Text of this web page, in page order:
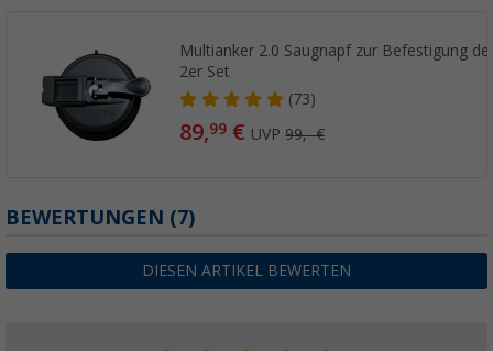
Multianker 2.0 Saugnapf zur Befestigung
2er Set
(73)
89,99 € UVP99,- €
BEWERTUNGEN (7)
DIESEN ARTIKEL BEWERTEN